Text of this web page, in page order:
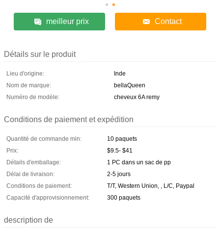
meilleur prix Contact
Détails sur le produit
Lieu d'origine:
Inde
Nom de marque:
bellaQueen
Numéro de modèle:
cheveux 6A remy
Conditions de paiement et expédition
Quantité de commande min:
10 paquets
Prix:
$9.5- $41
Détails d'emballage:
1 PC dans un sac de pp
Délai de livraison:
2-5 jours
Conditions de paiement:
T/T, Western Union, , L/C, Paypal
Capacité d'approvisionnement:
300 paquets
description de